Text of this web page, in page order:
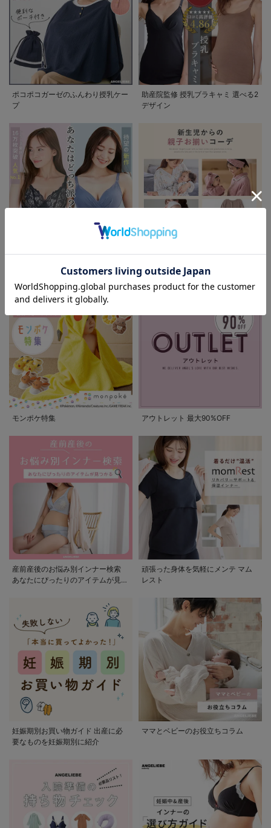
お気に入り商品を確認する
ポコポコガーゼのふんわり授乳ケー
プ
助産院監修 授乳ブラキャミ 選べる2
デザイン
助産院監修 授乳ブラ フィットグミ
新生児からの親子お揃いコーデ
モンポケ特集 アウトレット 最大90%OFF
産前産後のお悩み別インナー検索
あなたにぴったりのアイテムが見つ
頑張った身体を気軽にメンテ マム
レスト
妊娠期別お買い物ガイド 出産に必
要なものを妊娠期別に紹介
ママとベビーのお役立ちコラム